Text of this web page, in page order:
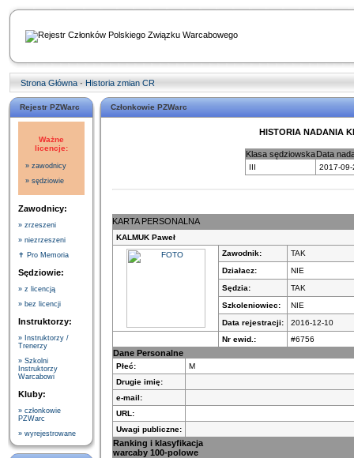
Strona Główna · Historia zmian CR
Rejestr PZWarc
Ważne
licencje:
» zawodnicy
» sędziowie
Zawodnicy:
» zrzeszeni
» niezrzeszeni
✝ Pro Memoria
Sędziowie:
» z licencją
» bez licencji
Instruktorzy:
» Instruktorzy /
Trenerzy
» Szkolni
Instruktorzy
Warcabowi
Kluby:
» członkowie
PZWarc
» wyrejestrowane
Członkowie PZWarc
HISTORIA NADANIA
Klasa sędziowska Data
III 2017-09-
KARTA PERSONALNA
KALMUK Paweł
Zawodnik:
TAK
Działacz:
NIE
Sędzia:
TAK
Szkoleniowiec:
NIE
Data rejestracji:
2016-12-10
Nr ewid.:
#6756
Dane Personalne
Płeć:
M
Drugie imię:
e-mail:
URL:
Uwagi publiczne:
Ranking i klasyfikacja
warcaby 100-polowe